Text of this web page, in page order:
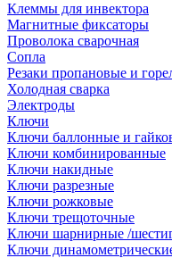
Клеммы для инвектора
Магнитные фиксаторы
Проволока сварочная
Сопла
Резаки пропановые и
Холодная сварка
Электроды
Ключи
Ключи баллонные и
Ключи комбинированные
Ключи накидные
Ключи разрезные
Ключи рожковые
Ключи трещоточные
Ключи шарнирные /
Ключи